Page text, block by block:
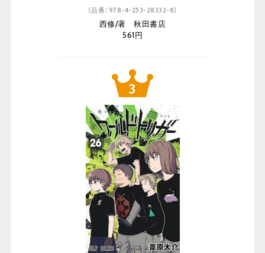
（品番：978-4-253-28332-8）
西修/著 秋田書店
561円